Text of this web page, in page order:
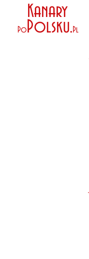
Kanary
PoPolsku.Pl